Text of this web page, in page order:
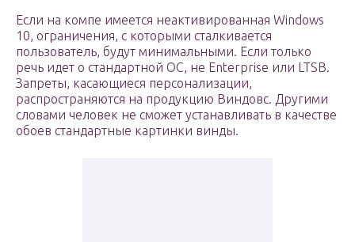
Если на компе имеется неактивированная Windows
10, ограничения, с которыми сталкивается
пользователь, будут минимальными. Если только
речь идет о стандартной ОС, не Enterprise или LTSB.
Запреты, касающиеся персонализации,
распространяются на продукцию Виндовс. Другими
словами человек не сможет устанавливать в качестве
обоев стандартные картинки винды.